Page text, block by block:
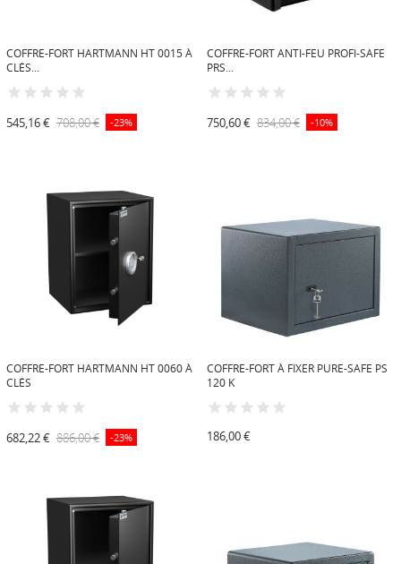
COFFRE-FORT HARTMANN HT 0015 À
CLÉS...
545,16 € 708,00 € -23%
COFFRE-FORT ANTI-FEU PROFI-SAFE
PRS...
750,60 € 834,00 € -10%
COFFRE-FORT HARTMANN HT 0060 À
CLÉS
682,22 € 886,00 € -23%
COFFRE-FORT À FIXER PURE-SAFE PS
120 K
186,00 €